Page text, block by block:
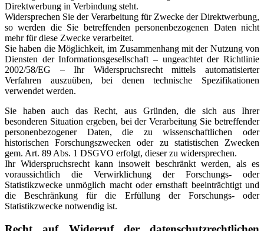
Direktwerbung in Verbindung steht.
Widersprechen Sie der Verarbeitung für Zwecke der Direktwerbung,
so werden die Sie betreffenden personenbezogenen Daten nicht
mehr für diese Zwecke verarbeitet.
Sie haben die Möglichkeit, im Zusammenhang mit der Nutzung von
Diensten der Informationsgesellschaft – ungeachtet der Richtlinie
2002/58/EG – Ihr Widerspruchsrecht mittels automatisierter
Verfahren auszuüben, bei denen technische Spezifikationen
verwendet werden.
Sie haben auch das Recht, aus Gründen, die sich aus Ihrer
besonderen Situation ergeben, bei der Verarbeitung Sie betreffender
personenbezogener Daten, die zu wissenschaftlichen oder
historischen Forschungszwecken oder zu statistischen Zwecken
gem. Art. 89 Abs. 1 DSGVO erfolgt, dieser zu widersprechen.
Ihr Widerspruchsrecht kann insoweit beschränkt werden, als es
voraussichtlich die Verwirklichung der Forschungs- oder
Statistikzwecke unmöglich macht oder ernsthaft beeinträchtigt und
die Beschränkung für die Erfüllung der Forschungs- oder
Statistikzwecke notwendig ist.